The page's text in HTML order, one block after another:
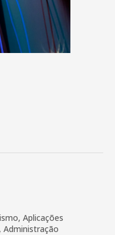
Aplicações
Administração